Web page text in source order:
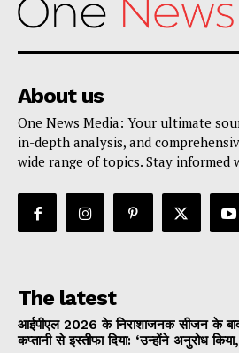
About us
One News Media: Your ultimate
in-depth analysis, and
wide range of topics. Stay informed
The latest
आईपीएल 2026 के निराशाजनक सीजन के
कप्तानी से इस्तीफा दिया: ‘उन्होंने अनुरोध